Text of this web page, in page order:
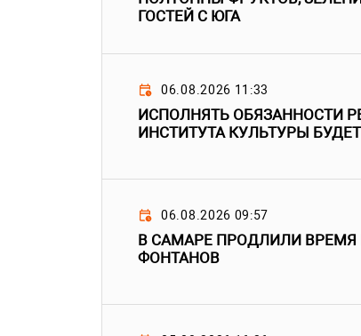
ГОСТЕЙ С ЮГА
06.08.2026 11:33
ИСПОЛНЯТЬ ОБЯЗАННОСТИ
ИНСТИТУТА КУЛЬТУРЫ
06.08.2026 09:57
В САМАРЕ ПРОДЛИЛИ
ФОНТАНОВ